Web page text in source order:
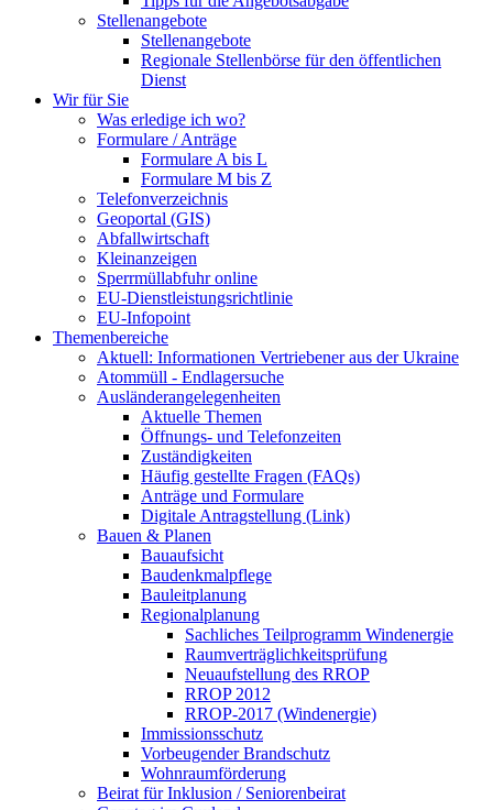
Stellenangebote
Stellenangebote
Regionale Stellenbörse für den öffentlichen
Dienst
Wir für Sie
Was erledige ich wo?
Formulare / Anträge
Formulare A bis L
Formulare M bis Z
Telefonverzeichnis
Geoportal (GIS)
Abfallwirtschaft
Kleinanzeigen
Sperrmüllabfuhr online
EU-Dienstleistungsrichtlinie
EU-Infopoint
Themenbereiche
Aktuell: Informationen Vertriebener aus der Ukraine
Atommüll - Endlagersuche
Ausländerangelegenheiten
Aktuelle Themen
Öffnungs- und Telefonzeiten
Zuständigkeiten
Häufig gestellte Fragen (FAQs)
Anträge und Formulare
Digitale Antragstellung (Link)
Bauen & Planen
Bauaufsicht
Baudenkmalpflege
Bauleitplanung
Regionalplanung
Sachliches Teilprogramm Windenergie
Raumverträglichkeitsprüfung
Neuaufstellung des RROP
RROP 2012
RROP-2017 (Windenergie)
Immissionsschutz
Vorbeugender Brandschutz
Wohnraumförderung
Beirat für Inklusion / Seniorenbeirat